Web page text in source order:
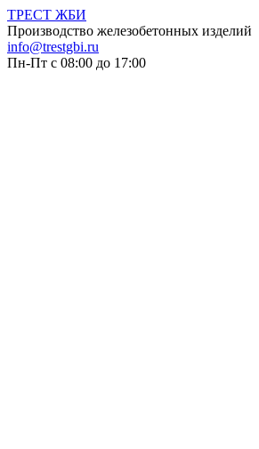
ТРЕСТ ЖБИ
Производство железобетонных изделий
info@trestgbi.ru
Пн-Пт с 08:00 до 17:00